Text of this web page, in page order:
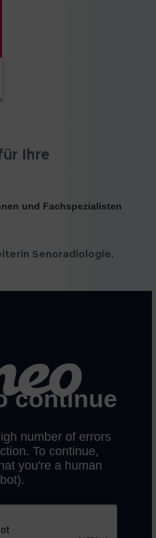
Ihre
und Fachspezialisten
Senoradiologie,